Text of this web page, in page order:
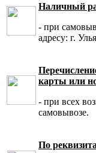
Наличный
- при
адресу: г.
карты или
- при всех
самовывозе.
По